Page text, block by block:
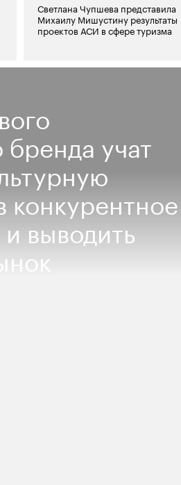
Светлана Чупшева представила
Михаилу Мишустину результаты
проектов АСИ в сфере туризма
учат
конкурентное
выводить